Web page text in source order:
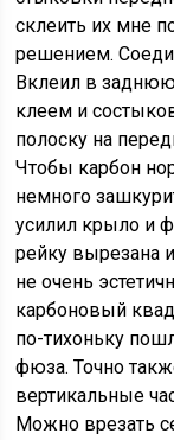
склеить их мне
решением.
Вклеил в заднюю
клеем и
полоску на
Чтобы карбон
немного
усилил крыло и
рейку вырезана
не очень
карбоновый
по-тихоньку
фюза. Точно
вертикальные
Можно врезать